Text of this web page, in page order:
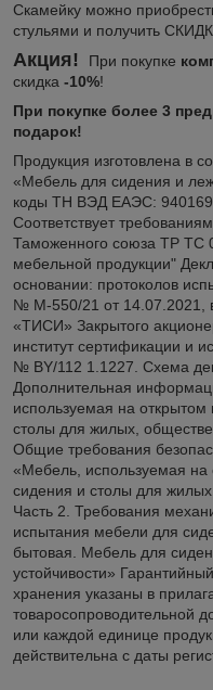
Скамейку можно
стульями и получить
Акция! При покупке
скидка -10%!
При покупке более 3
подарок!
Продукция изготовлена в
«Мебель для сидения и
коды ТН ВЭД ЕАЭС:
Соответствует
Таможенного союза ТР ТС
мебельной продукции"
основании: протоколов
№ М-550/21 от 14.07.2021,
«ТИСИ» Закрытого
институт сертификации и
№ BY/112 1.1227. Схема
Дополнительная
используемая на
столы для жилых,
Общие требования
«Мебель, используемая на
сидения и столы для
Часть 2. Требования
испытания мебели для
бытовая. Мебель для
устойчивости»
хранения указаны в
товаросопроводительной
или каждой единице
действительна с даты